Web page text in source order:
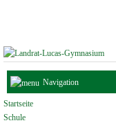
Navigation
Startseite
Schule